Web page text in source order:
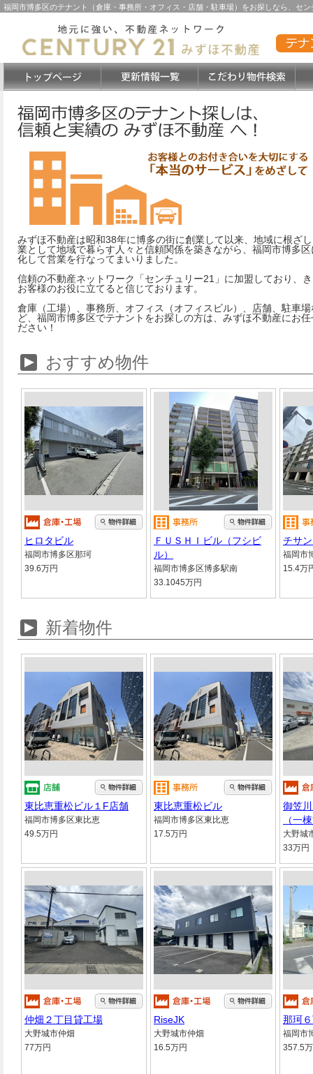
福岡市博多区のテナント（倉庫・事務所・オフィス・店舗・駐車場）をお探しなら、セ
みずほ不動産は昭和38年に博多の街に創業して以来、地域に根ざ
業として地域で暮らす人々と信頼関係を築きながら、福岡市博多区
化して営業を行なってまいりました。
信頼の不動産ネットワーク「センチュリー21」に加盟しており、
お客様のお役に立てると信じております。
倉庫（工場）、事務所、オフィス（オフィスビル）、店舗、駐車場
ど、福岡市博多区でテナントをお探しの方は、みずほ不動産にお任
ださい！
おすすめ物件
ヒロタビル
福岡市博多区那珂
39.6万円
ＦＵＳＨＩビル（フシビ
ル）
福岡市博多区博多駅南
33.1045万円
チサ
福岡市
15.4万
新着物件
東比恵重松ビル１F店舗
福岡市博多区東比恵
49.5万円
東比恵重松ビル
福岡市博多区東比恵
17.5万円
御笠
（一
大野城
33万円
仲畑２丁目貸工場
大野城市仲畑
77万円
RiseJK
大野城市仲畑
16.5万円
那珂
福岡市
357.5